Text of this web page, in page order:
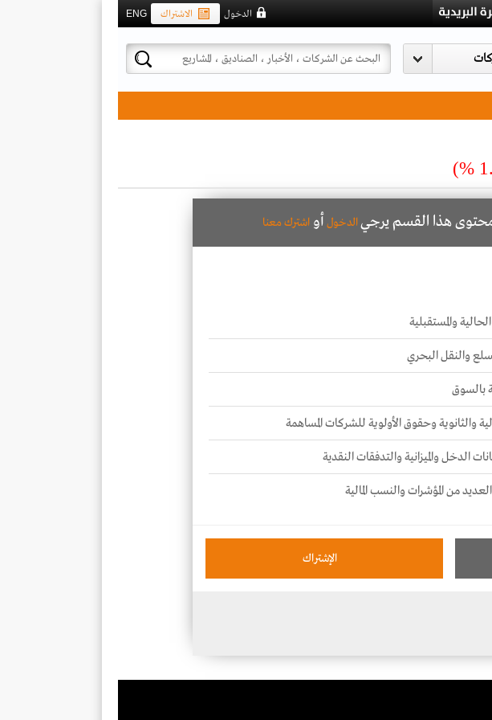
ENG الاشتراك الدخول
محتوى هذا القسم يرجيالدخول أو اشترك معنا
والمستقبلية
والنقل البحري
بالسوق
والثانوية وحقوق الأولوية للشركات المساهمة
الدخل والميزانية والتدفقات النقدية
من المؤشرات والنسب المالية
الإشتراك